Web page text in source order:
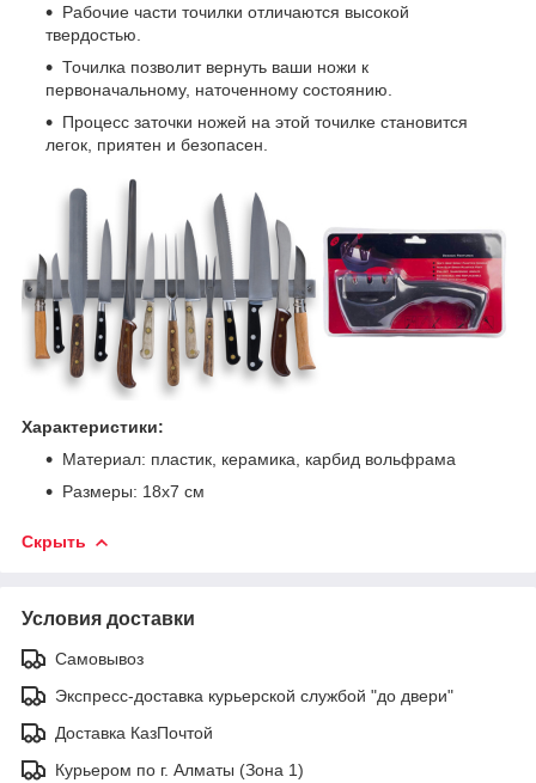
Рабочие части точилки отличаются высокой
твердостью.
Точилка позволит вернуть ваши ножи к
первоначальному, наточенному состоянию.
Процесс заточки ножей на этой точилке становится
легок, приятен и безопасен.
Характеристики:
Материал: пластик, керамика, карбид вольфрама
Размеры: 18х7 см
Скрыть
Условия доставки
Самовывоз
Экспресс-доставка курьерской службой "до двери"
Доставка КазПочтой
Курьером по г. Алматы (Зона 1)